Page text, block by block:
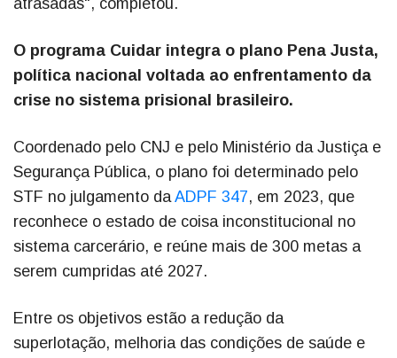
atrasadas", completou.
O programa Cuidar integra o plano Pena Justa,
política nacional voltada ao enfrentamento da
crise no sistema prisional brasileiro.
Coordenado pelo CNJ e pelo Ministério da Justiça e
Segurança Pública, o plano foi determinado pelo
STF no julgamento daADPF 347, em 2023, que
reconhece o estado de coisa inconstitucional no
sistema carcerário, e reúne mais de 300 metas a
serem cumpridas até 2027.
Entre os objetivos estão a redução da
superlotação, melhoria das condições de saúde e